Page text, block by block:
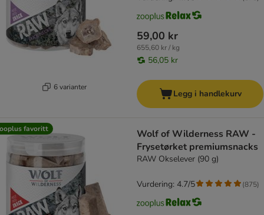
6 varianter
59,00 kr
655,60 kr / kg
56,05 kr
Legg i handlekurv
favoritt
Wolf of Wilderness RAW -
Frysetørket premiumsnacks
RAW Okselever (90 g)
Vurdering: 4.7/5 (875)